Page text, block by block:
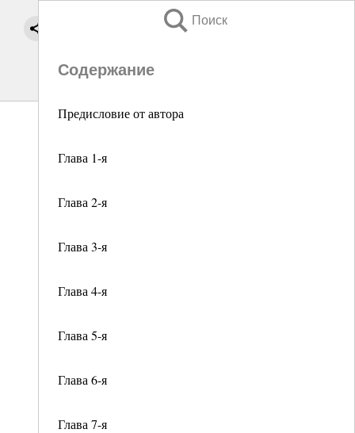
Поиск
Содержание
Предисловие от автора
Глава 1-я
Глава 2-я
Глава 3-я
Глава 4-я
Глава 5-я
Глава 6-я
Глава 7-я